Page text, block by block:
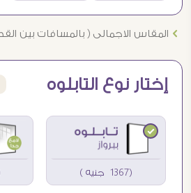
Ö المقاس الاجمالى ( بالمسافات بين
إختار نوع التابلوه
(1367 جنيه )